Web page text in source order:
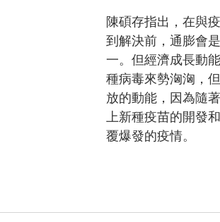
陳碩存指出，在與
到解決前，通膨會
一。但經濟成長動
種病毒來勢洶洶，
放的動能，因為隨
上新種疫苗的開發
覆爆發的疫情。